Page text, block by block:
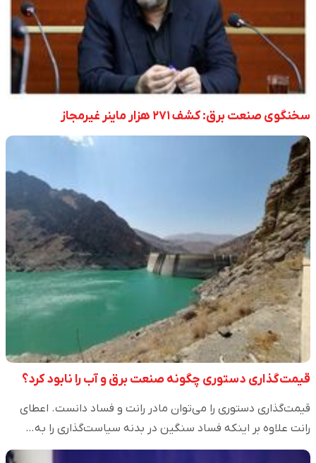
سخنگوی صنعت برق: کشف ۲۷۱ هزار ماینر غیرمجاز
قیمت‌گذاری دستوری چگونه صنعت برق و آب را نابود کرد؟
قیمت‌گذاری دستوری را می‌توان مادر رانت و فساد دانست. اعطای
رانت علاوه بر اینکه فساد سنگین در بدنه سیاست‌گذاری را به…